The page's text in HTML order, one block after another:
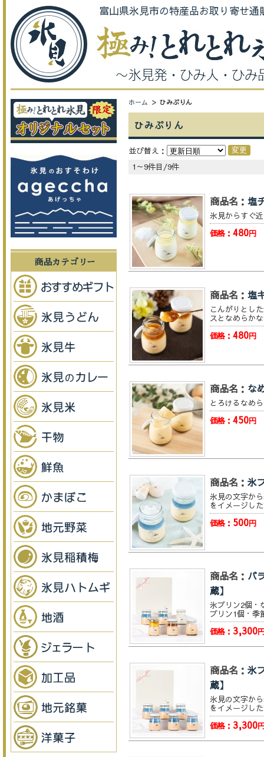
富山県氷見市の特産品お取り寄せ通
ホーム ひみぷりん
ひみぷりん
並び替え：
1～9件目/9件
商品名： 塩
氷見からすぐ
価格： 480円
商品名： 塩
こんがりとし
スとなめらか
価格： 480円
商品名： な
とろけるなめ
価格： 450円
商品名： 氷
氷見の文字か
をイメージし
価格： 500円
商品名： バ
蔵】
氷プリン2個・
プリン1個・季
価格： 3,300
商品名： 氷
蔵】
氷見の文字か
をイメージし
価格： 3,300
商品カテゴリー